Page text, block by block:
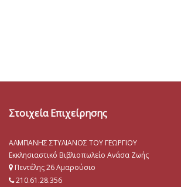
Στοιχεία Επιχείρησης
ΑΛΜΠΑΝΗΣ ΣΤΥΛΙΑΝΟΣ ΤΟΥ ΓΕΩΡΓΙΟΥ
Εκκλησιαστικό Βιβλιοπωλείο Ανάσα Ζωής
Πεντέλης 26 Αμαρούσιο
210.61.28.356